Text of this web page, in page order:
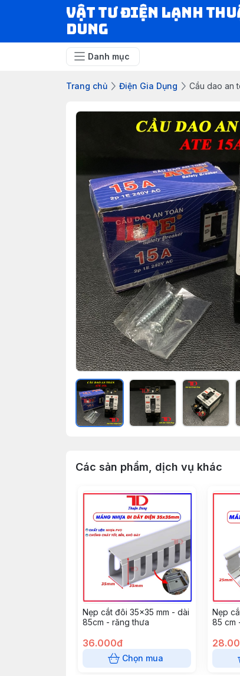
VẬT TƯ ĐIỆN LẠNH
DUNG
Danh mục
Trang chủ Điện Gia Dụng Cầu dao an
Các sản phẩm, dịch vụ khác
Nẹp cắt đôi 35x35 mm - dài
85cm - răng thưa
36.000đ
Chọn mua
Nẹp
85 cm